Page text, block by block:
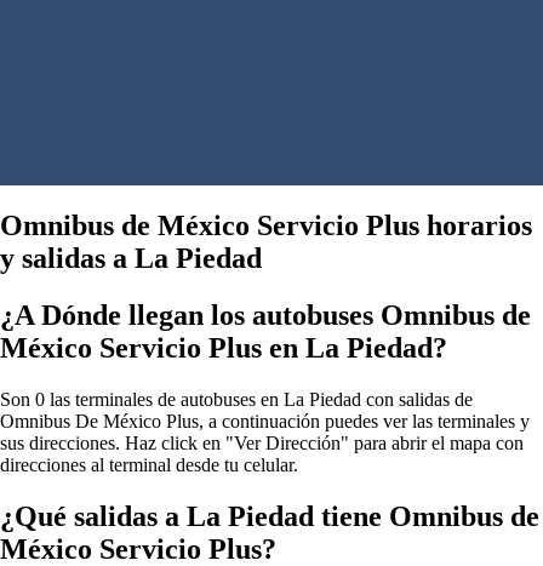
Omnibus de México Servicio Plus horarios
y salidas a La Piedad
¿A Dónde llegan los autobuses Omnibus de
México Servicio Plus en La Piedad?
Son 0 las terminales de autobuses en La Piedad con salidas de
Omnibus De México Plus, a continuación puedes ver las terminales y
sus direcciones. Haz click en "Ver Dirección" para abrir el mapa con
direcciones al terminal desde tu celular.
¿Qué salidas a La Piedad tiene Omnibus de
México Servicio Plus?